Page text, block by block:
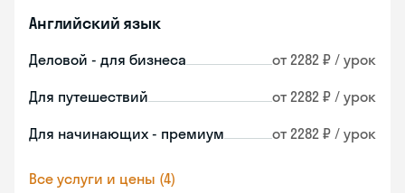
Английский язык
Деловой - для бизнеса от 2282 ₽ / урок
Для путешествий от 2282 ₽ / урок
Для начинающих - премиум от 2282 ₽ / урок
Все услуги и цены (4)